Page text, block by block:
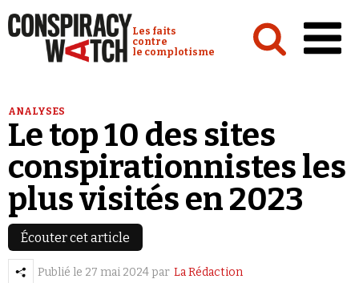
Conspiracy Watch :
Les faits
contre
le complotisme
Analyses
Conspipédia
Vidéos
Émissions
Revues de presse
ANALYSES
Le top 10 des sites
conspirationnistes les
plus visités en 2023
Écouter cet article
Publié le 27 mai 2024 par La Rédaction